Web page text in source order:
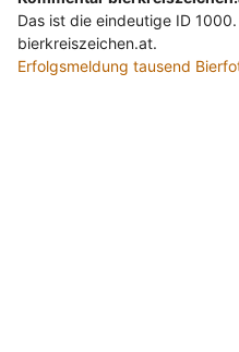
Das ist die eindeutige ID
bierkreiszeichen.at.
Erfolgsmeldung tausend